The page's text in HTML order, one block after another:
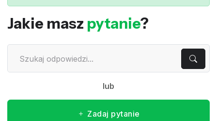
Jakie masz pytanie?
lub
Zadaj pytanie